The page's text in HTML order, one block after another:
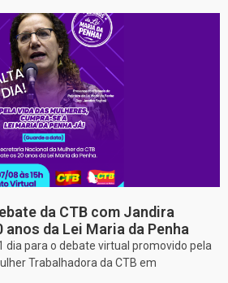
da CTB com Jandira
anos da Lei Maria da Penha
dia para o debate virtual promovido pela
Trabalhadora da CTB em